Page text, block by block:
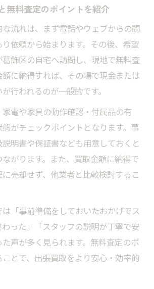
無料査定のポイントを紹介
流れは、まず電話やウェブからの問
依頼から始まります。その後、希望
飾区の自宅へ訪問し、現地で無料査
に納得すれば、その場で現金または
行われるのが一般的です。
電や家具の動作確認・付属品の有
がチェックポイントとなります。事
明書や保証書なども用意しておくと
がります。また、買取金額に納得で
売却せず、他業者と比較検討するこ
「事前準備をしておいたおかげでス
った」「スタッフの説明が丁寧で安
声が多く見られます。無料査定のポ
とで、出張買取をより安心・効率的